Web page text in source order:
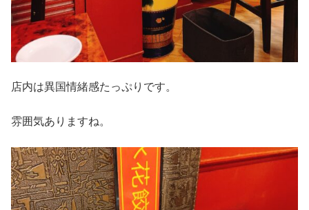
店内は異国情緒感たっぷりです。
雰囲気ありますね。